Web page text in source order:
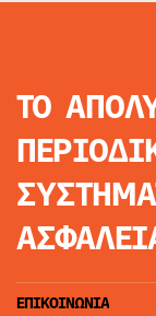
ΤΟ
ΕΠΙΚΟΙΝΩΝΙΑ